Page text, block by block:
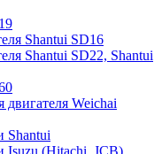
Shantui SD16
Shantui SD22, Shantui
Weichai
Shantui
Isuzu (Hitachi, JCB)